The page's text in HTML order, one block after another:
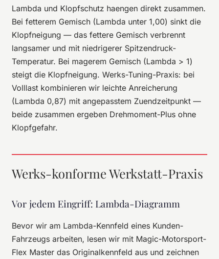
Lambda und Klopfschutz haengen direkt zusammen.
Bei fetterem Gemisch (Lambda unter 1,00) sinkt die
Klopfneigung — das fettere Gemisch verbrennt
langsamer und mit niedrigerer Spitzendruck-
Temperatur. Bei magerem Gemisch (Lambda > 1)
steigt die Klopfneigung. Werks-Tuning-Praxis: bei
Volllast kombinieren wir leichte Anreicherung
(Lambda 0,87) mit angepasstem Zuendzeitpunkt —
beide zusammen ergeben Drehmoment-Plus ohne
Klopfgefahr.
Werks-konforme Werkstatt-Praxis
Vor jedem Eingriff: Lambda-Diagramm
Bevor wir am Lambda-Kennfeld eines Kunden-
Fahrzeugs arbeiten, lesen wir mit Magic-Motorsport-
Flex Master das Originalkennfeld aus und zeichnen